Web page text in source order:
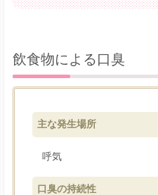
飲食物による口臭
主な発生場所
呼気
口臭の持続性